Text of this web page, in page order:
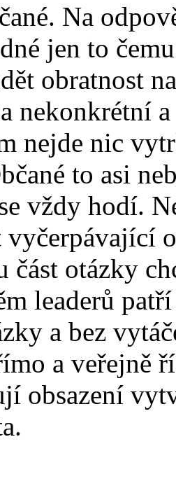
Na
jen to
obratnost
nekonkrétní
nejde nic
to asi
vždy hodí.
vyčerpávající
část otázky
leaderů
a bez
a veřejně
obsazení